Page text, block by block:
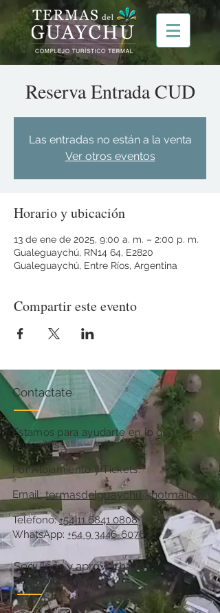
Reserva Entrada CUD
Las entradas no están a la venta
Ver otros eventos
Horario y ubicación
13 de ene de 2025, 9:00 a. m. – 2:00 p. m.
Gualeguaychú, RN14 64, E2820
Gualeguaychú, Entre Ríos, Argentina
Compartir este evento
Contactate
Estamos para ayudarte en lo que
necesites
Por Alojamiento y Tickets:
Email:
Teléfono:+54 11 6841 0808
WhatsApp: +54 9 3446-607620
termasdelguaychu@hotmail.com
Seguinos y aprovechá las
promociones